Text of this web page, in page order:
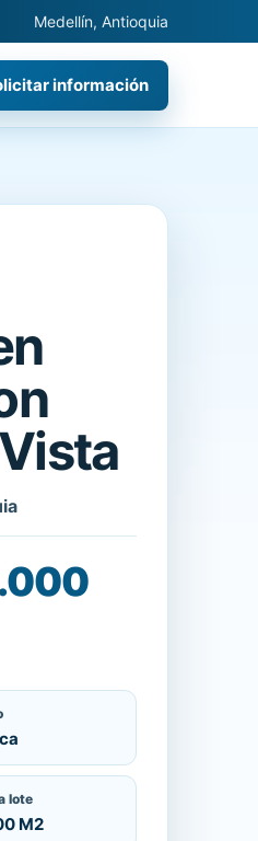
Medellín, Antioquia
información
lote
M2